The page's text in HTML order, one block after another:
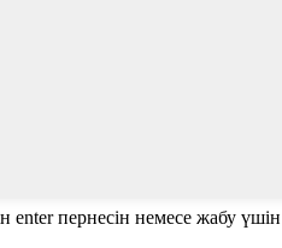
enter пернесін немесе жабу